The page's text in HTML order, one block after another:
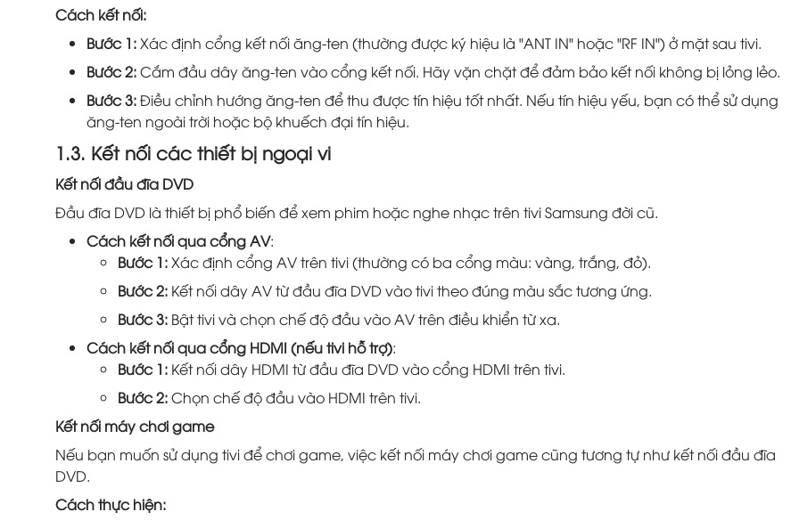
Cách kết nối:
Bước 1:Xác định cổng kết nối ăng-ten (thường được ký hiệu là "ANT IN" hoặc "RF IN") ở mặt sau tivi.
Bước 2:Cắm đầu dây ăng-ten vào cổng kết nối. Hãy vặn chặt để đảm bảo kết nối không bị lỏng lẻo.
Bước 3:Điều chỉnh hướng ăng-ten để thu được tín hiệu tốt nhất. Nếu tín hiệu yếu, bạn có thể sử dụng
ăng-ten ngoài trời hoặc bộ khuếch đại tín hiệu.
1.3. Kết nối các thiết bị ngoại vi
Kết nối đầu đĩa DVD
Đầu đĩa DVD là thiết bị phổ biến để xem phim hoặc nghe nhạc trên tivi Samsung đời cũ.
Cách kết nối qua cổng AV:
Bước 1:Xác định cổng AV trên tivi (thường có ba cổng màu: vàng, trắng, đỏ).
Bước 2: Kết nối dây AV từ đầu đĩa DVD vào tivi theo đúng màu sắc tương ứng.
Bước 3: Bật tivi và chọn chế độ đầu vào AV trên điều khiển từ xa.
Cách kết nối qua cổng HDMI (nếu tivi hỗ trợ):
Bước 1: Kết nối dây HDMI từ đầu đĩa DVD vào cổng HDMI trên tivi.
Bước 2:Chọn chế độ đầu vào HDMI trên tivi.
Kết nối máy chơi game
Nếu bạn muốn sử dụng tivi để chơi game, việc kết nối máy chơi game cũng tương tự như kết nối đầu đĩa
DVD.
Cách thực hiện: